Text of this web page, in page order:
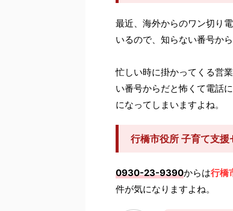
最近、海外からのワン切り
いるので、知らない番号か
忙しい時に掛かってくる営
い番号からだと怖くて電話
になってしまいますよね。
行橋市役所 子育て支
0930-23-9390からは行橋
件が気になりますよね。